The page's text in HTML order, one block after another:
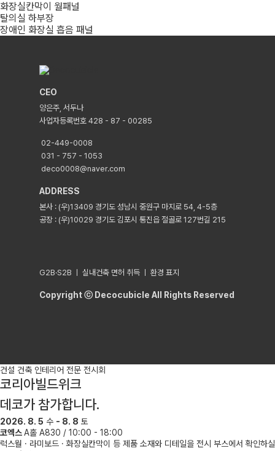
화장실칸막이 월패널
탈의실 하부장
장애인 화장실 흡음 패널
CEO
양은주, 서두나
사업자등록번호 428 - 87 - 00285
02-449-0008
031 - 757 - 1053
deco0008@naver.com
ADDRESS
본사 : (우)13409 경기도 성남시 중원구 마지로 54, 4-5층
공장 : (우)10029 경기도 김포시 통진읍 절골로 127번길 215
G2B·S2B ㅣ 실내건축 면허 취득 ㅣ 환경 표지
Copyright ⓒ Decocubicle All Rights Reserved
건설 건축 인테리어 전문 전시회
코리아빌드위크
데코가 참가합니다.
2026. 8. 5 수 - 8. 8 토
코엑스A홀 A830 / 10:00 - 18:00
럭스월 · 라미보드 · 화장실칸막이 등 제품 소재와 디테일을 전시 부스에서 확인하실